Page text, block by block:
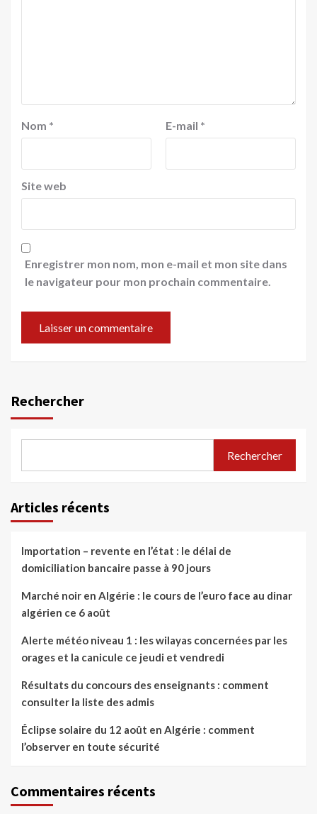
Nom * E-mail *
Site web
Enregistrer mon nom, mon e-mail et mon site dans
le navigateur pour mon prochain commentaire.
Rechercher
Rechercher
Articles récents
Importation – revente en l’état : le délai de
domiciliation bancaire passe à 90 jours
Marché noir en Algérie : le cours de l’euro face au dinar
algérien ce 6 août
Alerte météo niveau 1 : les wilayas concernées par les
orages et la canicule ce jeudi et vendredi
Résultats du concours des enseignants : comment
consulter la liste des admis
Éclipse solaire du 12 août en Algérie : comment
l’observer en toute sécurité
Commentaires récents